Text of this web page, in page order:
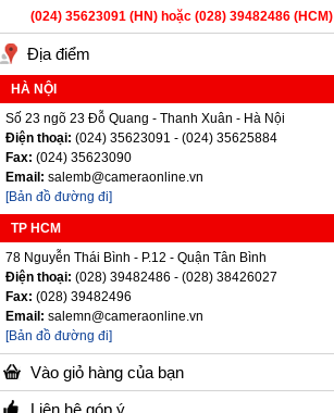
(024) 35623091 (HN) hoặc (028) 39482486 (HCM)
Địa điểm
HÀ NỘI
Số 23 ngõ 23 Đỗ Quang - Thanh Xuân - Hà Nội
Điện thoại: (024) 35623091 - (024) 35625884
Fax: (024) 35623090
Email: salemb@cameraonline.vn
[Bản đồ đường đi]
TP HCM
78 Nguyễn Thái Bình - P.12 - Quận Tân Bình
Điện thoại: (028) 39482486 - (028) 38426027
Fax: (028) 39482496
Email: salemn@cameraonline.vn
[Bản đồ đường đi]
Vào giỏ hàng của bạn
Liên hệ góp ý